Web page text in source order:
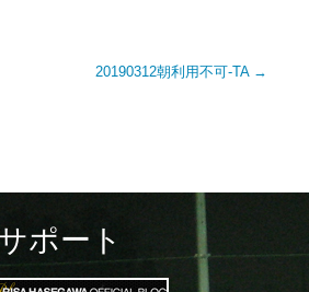
20190312朝利用不可-TA →
ポート